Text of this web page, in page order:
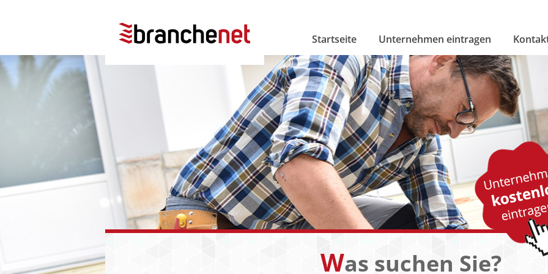
Startseite Unternehmen eintragen
Was suchen Sie?